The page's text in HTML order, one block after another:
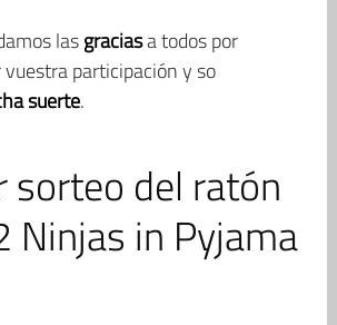
lasgraciasa todos por
participación y so
suerte.
sorteo del ratón
Ninjas in Pyjama